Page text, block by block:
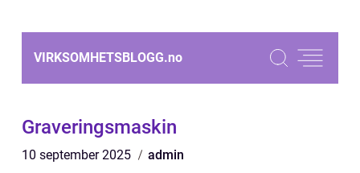
VIRKSOMHETSBLOGG.no
Graveringsmaskin
10 september 2025 admin